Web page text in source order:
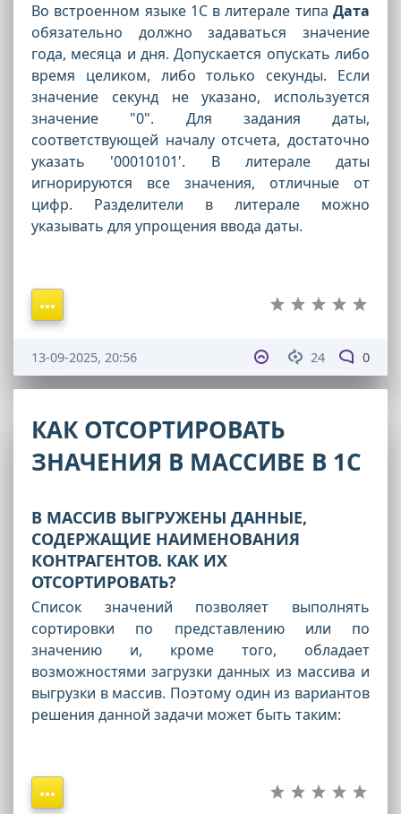
Во встроенном языке 1С в литерале типа Дата
обязательно должно задаваться значение
года, месяца и дня. Допускается опускать либо
время целиком, либо только секунды. Если
значение секунд не указано, используется
значение "0". Для задания даты,
соответствующей началу отсчета, достаточно
указать '00010101'. В литерале даты
игнорируются все значения, отличные от
цифр. Разделители в литерале можно
указывать для упрощения ввода даты.
24 0
13-09-2025, 20:56
КАК ОТСОРТИРОВАТЬ
ЗНАЧЕНИЯ В МАССИВЕ В 1С
В МАССИВ ВЫГРУЖЕНЫ ДАННЫЕ,
СОДЕРЖАЩИЕ НАИМЕНОВАНИЯ
КОНТРАГЕНТОВ. КАК ИХ
ОТСОРТИРОВАТЬ?
Список значений позволяет выполнять
сортировки по представлению или по
значению и, кроме того, обладает
возможностями загрузки данных из массива и
выгрузки в массив. Поэтому один из вариантов
решения данной задачи может быть таким: